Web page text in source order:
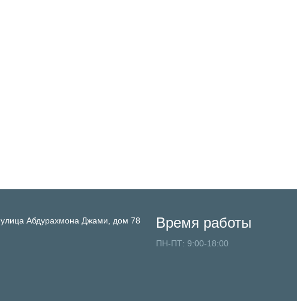
улица Абдурахмона Джами, дом 78 Время работы
ПН-ПТ: 9:00-18:00